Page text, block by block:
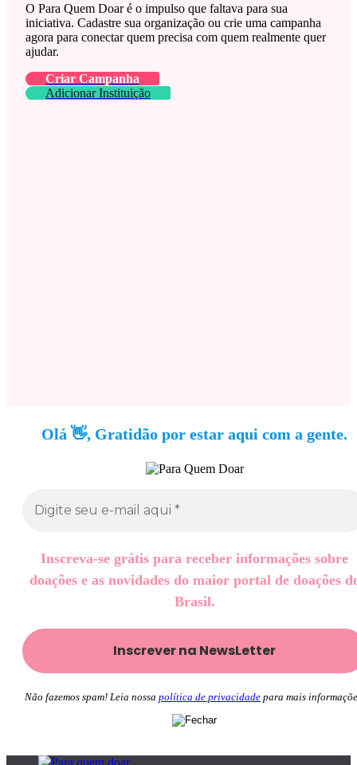
O Para Quem Doar é o impulso que faltava para sua
iniciativa. Cadastre sua organização ou crie uma campanha
agora para conectar quem precisa com quem realmente quer
ajudar.
Criar Campanha
Adicionar Instituição
Olá 👋, Gratidão por estar aqui com a gente.
Inscreva-se grátis para receber informações sobre
doações e as novidades do maior portal de doações
Brasil.
Não fazemos spam! Leia nossa política de privacidade para mais